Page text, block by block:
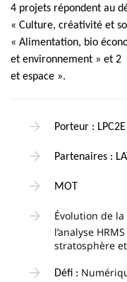
4 projets répondent au
« Culture, créativité et
« Alimentation, bio
et environnement » et 2
et espace ».
Porteur : LPC2E
Partenaires :
MOT
Évolution de
l’analyse
stratosphère
Défi :